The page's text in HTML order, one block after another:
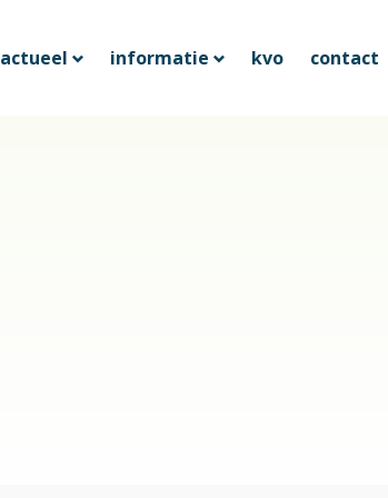
actueel informatie kvo contact